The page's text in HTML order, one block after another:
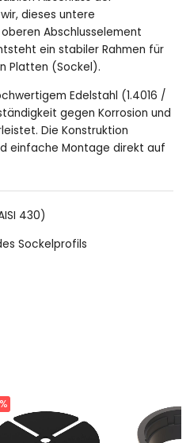
dieses untere
Abschlusselement
ein stabiler Rahmen für
Platten (Sockel).
Edelstahl (1.4016 /
gegen Korrosion und
Die Konstruktion
einfache Montage direkt auf
430)
Sockelprofils